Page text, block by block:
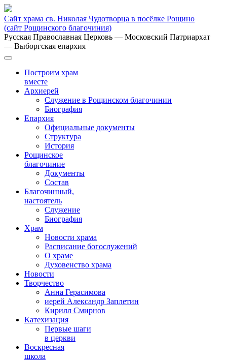
Сайт храма св. Николая Чудотворца в посёлке Рощино
(сайт Рощинского благочиния)
Русская Православная Церковь — Московский Патриархат
— Выборгская епархия
Построим храм
вместе
Архиерей
Служение в Рощинском благочинии
Биография
Епархия
Официальные документы
Структура
История
Рощинское
благочиние
Документы
Состав
Благочинный,
настоятель
Служение
Биография
Храм
Новости храма
Расписание богослужений
О храме
Духовенство храма
Новости
Творчество
Анна Герасимова
иерей Александр Заплетин
Кирилл Смирнов
Катехизация
Первые шаги
в церкви
Воскресная
школа